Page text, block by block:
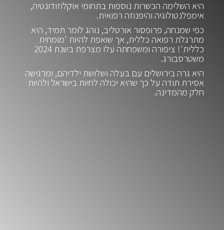
היא השלימה הכשרות נוספות בתחומי אוקלוזודונטיה,
אימפלנטולוגיה והיפנוזה רפואית.
כפי שמנחהּ, פרופסור אורטליב, נוהג לומר תמיד, היא
מתרגלת רפואה כללית, אך שואפת להיות 'מומחית
כללית'! ציפורה ומשפחתה עלו מצרפת בשנת 2024
משטרסבורג.
היא גרה בירושלים עם בעלה ושלושת ילדיהם, ומרגישה
אסירת תודה על כך שהיא יכולה לחיות בישראל ולהיות
חלק מהמדינה.